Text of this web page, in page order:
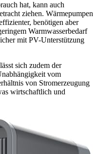
hat, kann auch
ziehen. Wärmepumpen
benötigen aber
Warmwasserbedarf
mit PV-Unterstützung
sich zudem der
vom
von Stromerzeugung
wirtschaftlich und